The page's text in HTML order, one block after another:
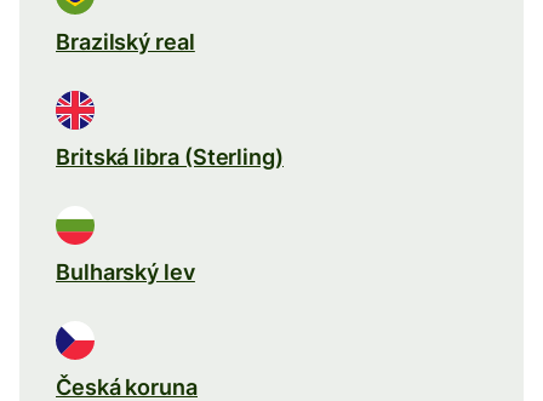
Brazilský real
Britská libra (Sterling)
Bulharský lev
Česká koruna